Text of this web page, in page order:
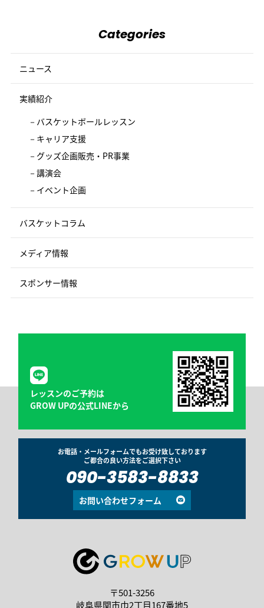
Categories
ニュース
実績紹介
バスケットボールレッスン
キャリア支援
グッズ企画販売・PR事業
講演会
イベント企画
バスケットコラム
メディア情報
スポンサー情報
レッスンのご予約は
GROW UPの公式LINEから
お電話・メールフォームでもお受け致しております
ご都合の良い方法をご選択下さい
090-3583-8833
お問い合わせフォーム
〒501-3256
岐阜県関市巾2丁目167番地5